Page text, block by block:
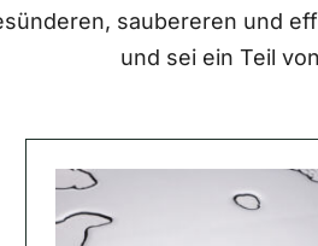
saubereren und
und sei ein Teil